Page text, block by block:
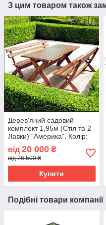
З цим товаром також
Дерев'яний садовий
комплект 1,95м (Стіл та 2
Лавки) "Америка". Колір:
від 20 000 ₴
від 26 500 ₴
Купити
Подібні товари компанії